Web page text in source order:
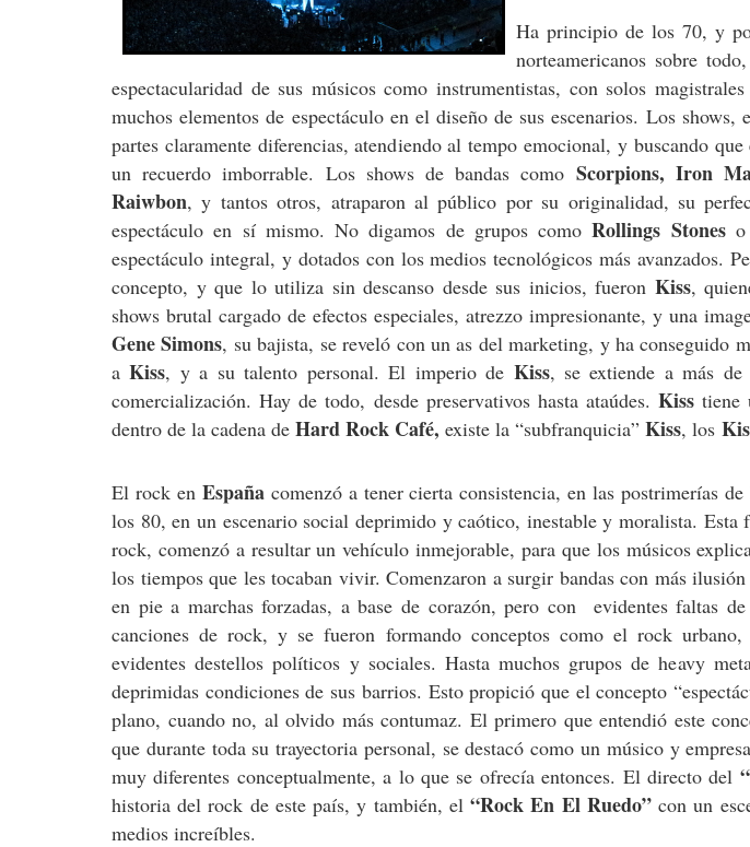
Ha principio de los 70, y
norteamericanos sobre
espectacularidad de sus músicos como instrumentistas, con solos
muchos elementos de espectáculo en el diseño de sus escenarios. Los shows,
partes claramente diferencias, atendiendo al tempo emocional, y buscando
un recuerdo imborrable. Los shows de bandas como Scorpions, Iron
Raiwbon, y tantos otros, atraparon al público por su originalidad, su
espectáculo en sí mismo. No digamos de grupos comoRollings Stones
espectáculo integral, y dotados con los medios tecnológicos más avanzados.
concepto, y que lo utiliza sin descanso desde sus inicios, fueron Kiss,
shows brutal cargado de efectos especiales, atrezzo impresionante, y una
Gene Simons, su bajista, se reveló con un as del marketing, y ha conseguido
aKiss, y a su talento personal. El imperio de Kiss, se extiende a más
comercialización. Hay de todo, desde preservativos hasta ataúdes.Kiss tiene
dentro de la cadena de Hard Rock Café, existe la “subfranquicia” Kiss, los
El rock en Españacomenzó a tener cierta consistencia, en las postrimerías
los 80, en un escenario social deprimido y caótico, inestable y moralista. Esta
rock, comenzó a resultar un vehículo inmejorable, para que los músicos
los tiempos que les tocaban vivir. Comenzaron a surgir bandas con más
en pie a marchas forzadas, a base de corazón, pero con evidentes faltas
canciones de rock, y se fueron formando conceptos como el rock
evidentes destellos políticos y sociales. Hasta muchos grupos de heavy
deprimidas condiciones de sus barrios. Esto propició que el concepto
plano, cuando no, al olvido más contumaz. El primero que entendió este
que durante toda su trayectoria personal, se destacó como un músico y
muy diferentes conceptualmente, a lo que se ofrecía entonces. El directo del
historia del rock de este país, y también, el“Rock En El Ruedo”con un
medios increíbles.